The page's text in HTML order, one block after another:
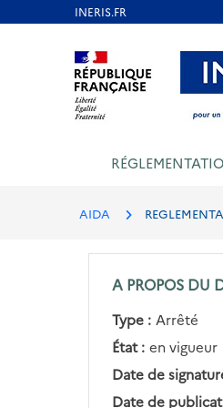
Aller au contenu
AIDA
A PROPOS DU
Type : Arrêté
État : en vigueur
Date de
Date de